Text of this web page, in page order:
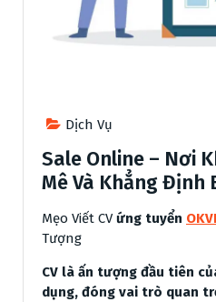
Dịch Vụ
Sale Online – Nơi
Mê Và Khẳng Định
Mẹo Viết CV ứng tuyển
Tượng
CV là ấn tượng đầu tiên
dụng, đóng vai trò quan